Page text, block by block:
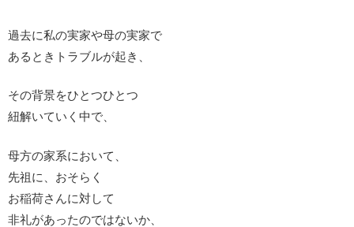
過去に私の実家や母の実家で
あるときトラブルが起き、
その背景をひとつひとつ
紐解いていく中で、
母方の家系において、
先祖に、おそらく
お稲荷さんに対して
非礼があったのではないか、